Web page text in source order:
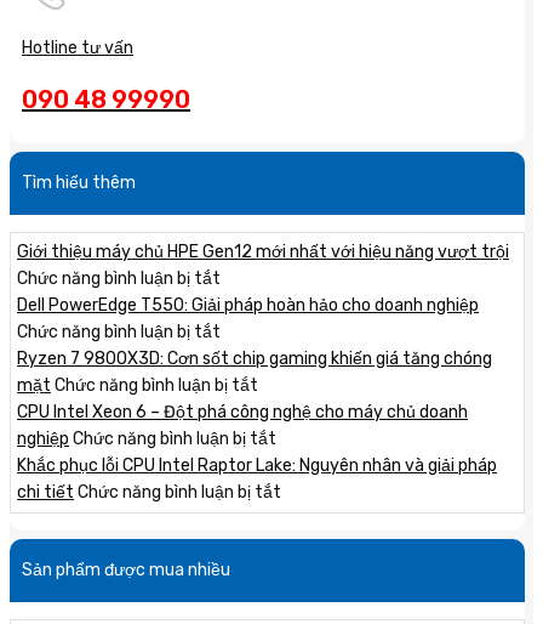
Hotline tư vấn
090 48 99990
Tìm hiểu thêm
Giới thiệu máy chủ HPE Gen12 mới nhất với hiệu năng vượt trội
Chức năng bình luận bị tắt
Giới
máy
chủ
HPE
Gen12
mới
nhất
với
hiệu
năng
vượt
Dell PowerEdge T550: Giải pháp hoàn hảo cho doanh nghiệp
Chức năng bình luận bị tắt
Dell
PowerEdge
T550:
Giải
pháp
hoàn
hảo
cho
doanh
nghiệp
Ryzen 7 9800X3D: Cơn sốt chip gaming khiến giá tăng chóng
mặt Chức năng bình luận bị tắt
Ryzen
7
9800X3D:
Cơn
sốt
chip
khiến
CPU Intel Xeon 6 – Đột phá công nghệ cho máy chủ doanh
nghiệp Chức năng bình luận bị tắt
CPU
Intel
Xeon
6
Đột
Khắc phục lỗi CPU Intel Raptor Lake: Nguyên nhân và giải pháp
chi tiết Chức năng bình luận bị tắt
Khắc
phục
CPU
Sản phẩm được mua nhiều